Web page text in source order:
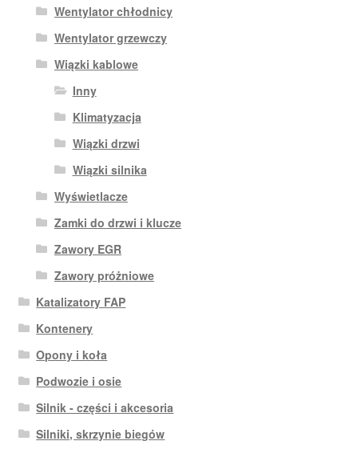
Wentylator chłodnicy
Wentylator grzewczy
Wiązki kablowe
Inny
Klimatyzacja
Wiązki drzwi
Wiązki silnika
Wyświetlacze
Zamki do drzwi i klucze
Zawory EGR
Zawory próżniowe
Katalizatory FAP
Kontenery
Opony i koła
Podwozie i osie
Silnik - części i akcesoria
Silniki, skrzynie biegów